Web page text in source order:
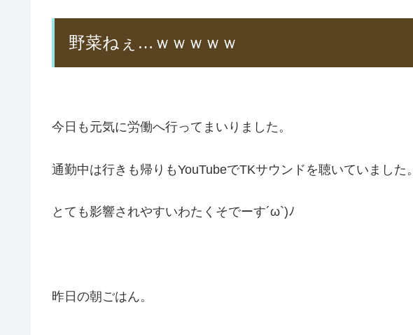
野菜ねぇ…ｗｗｗｗｗ
今日も元気に労働へ行ってまいりました。
通勤中は行きも帰りもYouTubeでTKサウンドを聴いていました。
とても影響されやすいわたくそでーす´ω`)ﾉ
昨日の朝ごはん。